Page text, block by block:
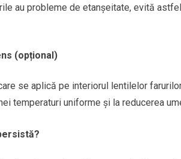
au probleme de etanșeitate, evită
(opțional)
se aplică pe interiorul lentilelor
temperaturi uniforme și la reducerea